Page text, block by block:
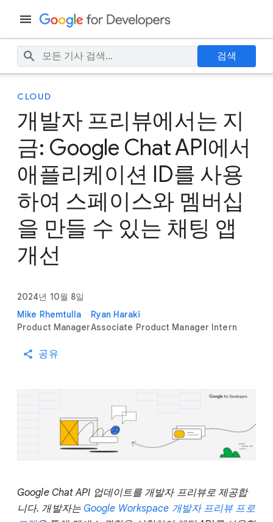
검색
CLOUD
개발자 프리뷰에서는 지
금: Google Chat API에서
애플리케이션 ID를 사용
하여 스페이스와 멤버십
을 만들 수 있는 채팅 앱
개선
2024년 10월 8일
Mike Rhemtulla
Product Manager
Ryan Haraki
Associate Product Manager Intern
공유
Google Chat API 업데이트를 개발자 프리뷰로 제공합
니다. 개발자는 Google Workspace 개발자 프리뷰 프로